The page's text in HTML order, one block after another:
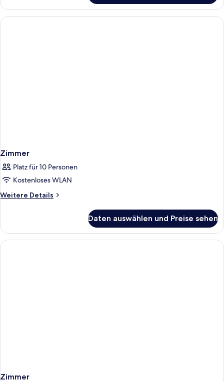
Suite,
Meerblick
Zimmer
Platz für 10 Personen
Kostenloses WLAN
Weitere Details
Weitere
Daten auswählen und Preise sehen
Zimmer